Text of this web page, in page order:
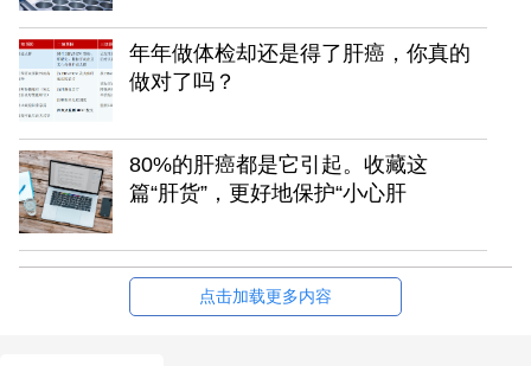
年年做体检却还是得了肝癌，你真的
做对了吗？
80%的肝癌都是它引起。收藏这
篇“肝货”，更好地保护“小心肝
点击加载更多内容